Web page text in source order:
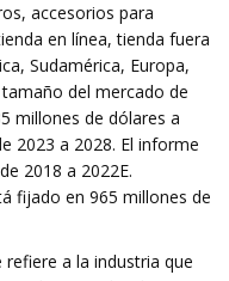
accesorios para
en línea, tienda fuera
Sudamérica, Europa,
del mercado de
millones de dólares a
2023 a 2028. El informe
2018 a 2022E.
fijado en 965 millones de
a la industria que